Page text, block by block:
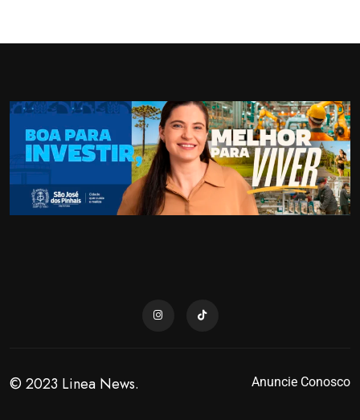
© 2023 Linea News. Anuncie Conosco